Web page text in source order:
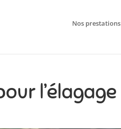
Nos prestations
l’élagage